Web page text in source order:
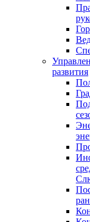
развития